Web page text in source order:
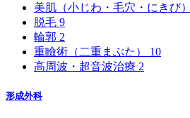
美肌（小じわ・毛穴・にきび）
脱毛 9
輪郭 2
重瞼術（二重まぶた） 10
高周波・超音波治療 2
形成外科